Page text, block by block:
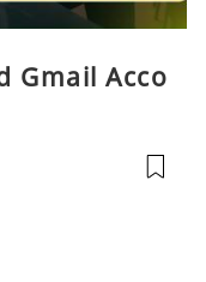
Gmail Acco